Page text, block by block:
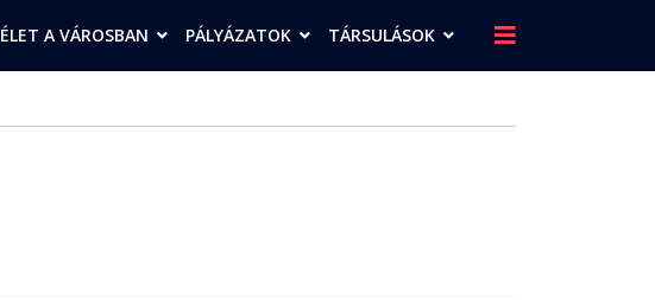
ÉLET A VÁROSBAN PÁLYÁZATOK TÁRSULÁSOK